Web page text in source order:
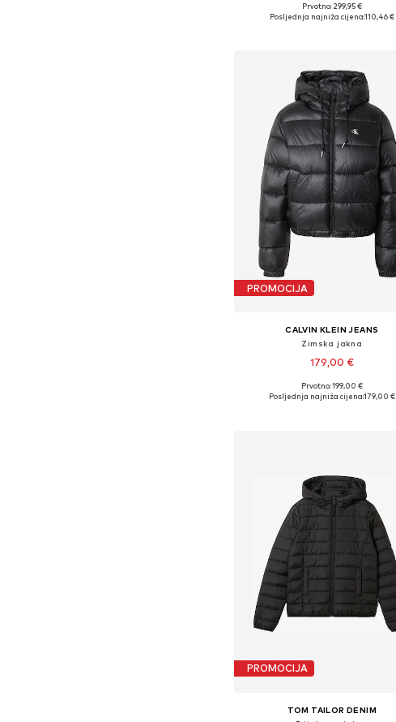
Dostupne veličine: XS, S, M, L
Prvotno: 299,95 €
Posljednja najniža cijena:110,46 €
PROMOCIJA
CALVIN KLEIN JEANS
Zimska jakna
179,00 €
Dostupno u više veličina
Prvotno: 199,00 €
Posljednja najniža cijena:179,00 €
PROMOCIJA
TOM TAILOR DENIM